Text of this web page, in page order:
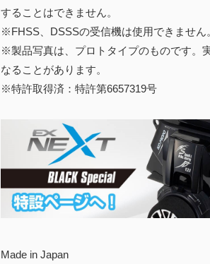
することはできません。
※FHSS、DSSSの受信機は使用できません
※製品写真は、プロトタイプのものです。
なることがあります。
※特許取得済：特許第6657319号
Made in Japan